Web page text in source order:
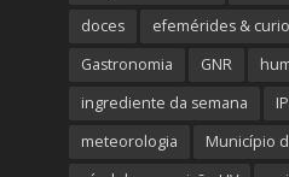
doces
efemérides &
Gastronomia
GNR
ingrediente da semana
meteorologia
Município